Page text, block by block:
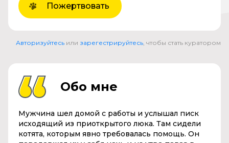
Пожертвовать
Авторизуйтесь или зарегестрируйтесь , чтобы стать куратором
Обо мне
Мужчина шел домой с работы и услышал писк
исходящий из приоткрытого люка. Там сидели
котята, которым явно требовалась помощь. Он